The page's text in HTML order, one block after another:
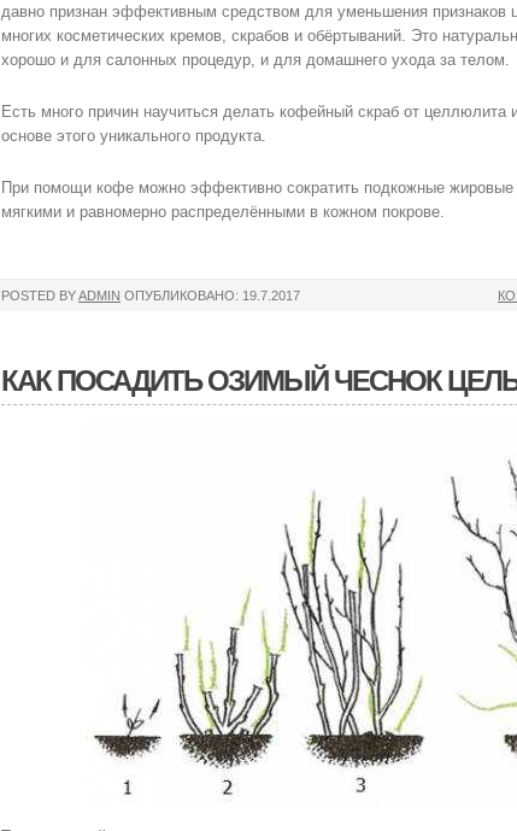
давно признан эффективным средством для уменьшения признаков
многих косметических кремов, скрабов и обёртываний. Это
хорошо и для салонных процедур, и для домашнего ухода за телом.
Есть много причин научиться делать кофейный скраб от целлюлита
основе этого уникального продукта.
При помощи кофе можно эффективно сократить подкожные
мягкими и равномерно распределёнными в кожном покрове.
POSTED BYADMIN ОПУБЛИКОВАНО: 19.7.2017
КАК ПОСАДИТЬ ОЗИМЫЙ ЧЕСНОК